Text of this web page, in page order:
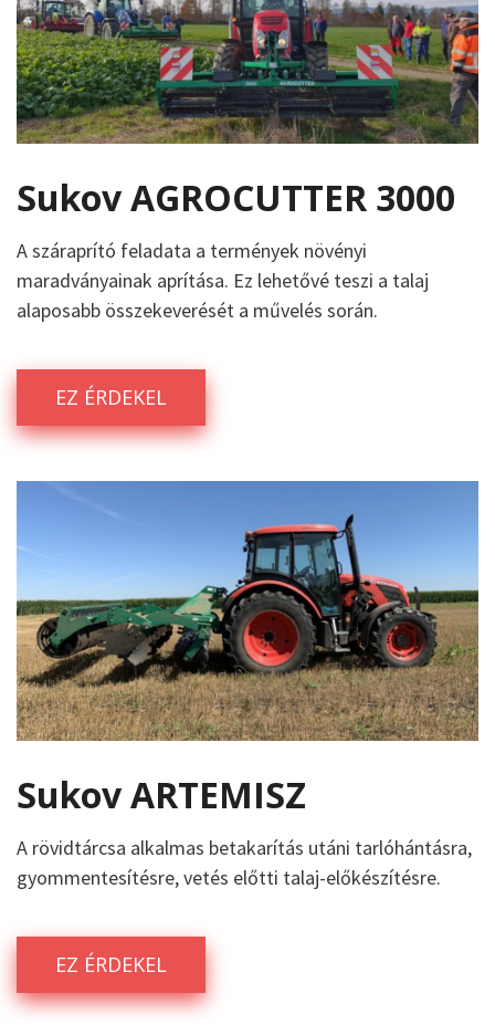
Sukov AGROCUTTER 3000
A száraprító feladata a termények növényi
maradványainak aprítása. Ez lehetővé teszi a talaj
alaposabb összekeverését a művelés során.
EZ ÉRDEKEL
Sukov ARTEMISZ
A rövidtárcsa alkalmas betakarítás utáni tarlóhántásra,
gyommentesítésre, vetés előtti talaj-előkészítésre.
EZ ÉRDEKEL